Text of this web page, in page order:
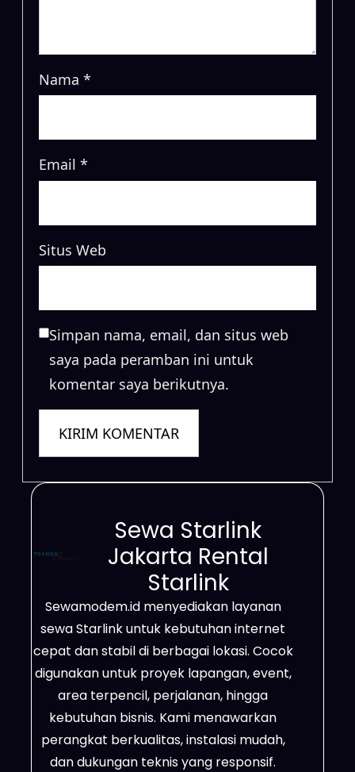
Nama *
Email *
Situs Web
Simpan nama, email, dan situs web
saya pada peramban ini untuk
komentar saya berikutnya.
Sewa Starlink
Jakarta Rental
Starlink
Sewamodem.id menyediakan layanan
sewa Starlink untuk kebutuhan internet
cepat dan stabil di berbagai lokasi. Cocok
digunakan untuk proyek lapangan, event,
area terpencil, perjalanan, hingga
kebutuhan bisnis. Kami menawarkan
perangkat berkualitas, instalasi mudah,
dan dukungan teknis yang responsif.